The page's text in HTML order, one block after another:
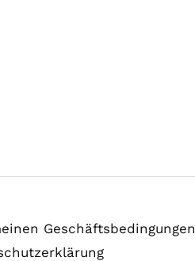
Geschäftsbedingungen